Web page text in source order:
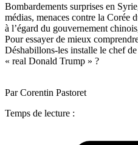
Bombardements surprises en
médias, menaces contre la Corée
à l’égard du gouvernement
Pour essayer de mieux
Déshabillons-les installe le chef
« real Donald Trump » ?
Par Corentin Pastoret
Temps de lecture :